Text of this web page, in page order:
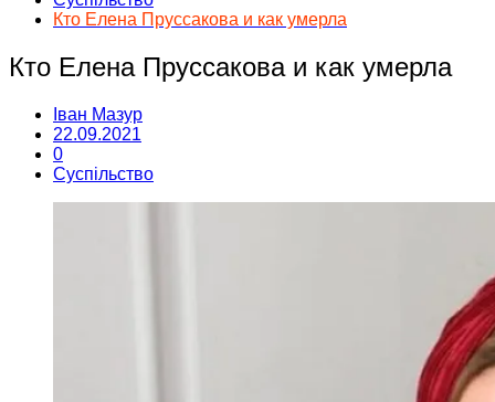
Кто Елена Пруссакова и как умерла
Кто Елена Пруссакова и как умерла
Іван Мазур
22.09.2021
0
Суспільство